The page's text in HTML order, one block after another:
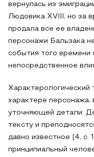
вернулась из
Людовика XVIII, но за
продала все ее
персонажи Бальзака
события того времени
непосредственное
Характерологический
характере персонажа,
уточняющей детали.
тексту и
давно известное [4, c.
принципиальный